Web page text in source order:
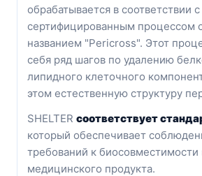
обрабатывается в соответствии
сертифицированным процессом
названием "Pericross". Этот
себя ряд шагов по удалению
липидного клеточного
этом естественную структуру
SHELTER соответствует
который обеспечивает
требований к биосовместимости
медицинского продукта.